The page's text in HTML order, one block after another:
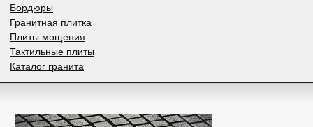
Бордюры
Гранитная плитка
Плиты мощения
Тактильные плиты
Каталог гранита